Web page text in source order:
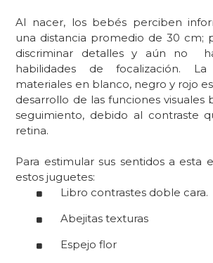
Al nacer, los bebés perciben
una distancia promedio de 30 cm;
discriminar detalles y aún no
habilidades de focalización.
materiales en blanco, negro y rojo
desarrollo de las funciones visuales
seguimiento, debido al contraste
retina.
Para estimular sus sentidos a esta
estos juguetes:
Libro contrastes doble cara.
Abejitas texturas
Espejo flor